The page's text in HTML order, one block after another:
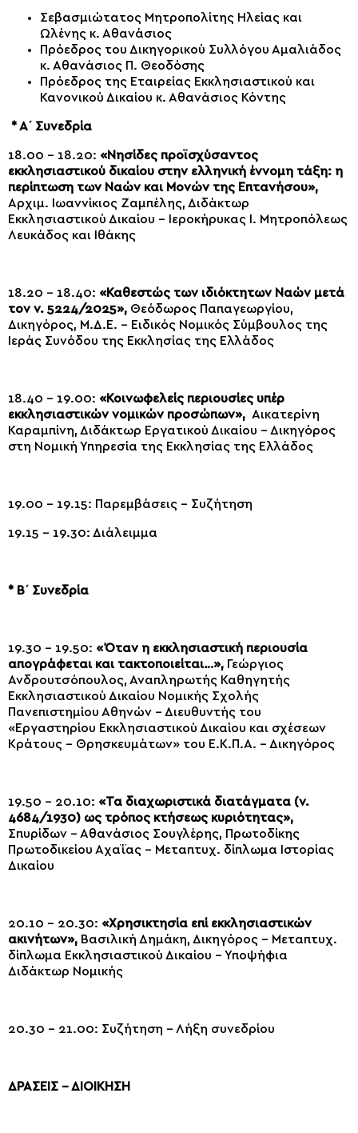
Σεβασμιώτατος Μητροπολίτης Ηλείας και
Ωλένης κ. Αθανάσιος
Πρόεδρος του Δικηγορικού Συλλόγου Αμαλιάδος
κ. Αθανάσιος Π. Θεοδόσης
Πρόεδρος της Εταιρείας Εκκλησιαστικού και
Κανονικού Δικαίου κ. Αθανάσιος Κόντης
* Α΄ Συνεδρία
18.00 – 18.20: «Νησίδες προϊσχύσαντος
εκκλησιαστικού δικαίου στην ελληνική έννομη τάξη: η
περίπτωση των Ναών και Μονών της Επτανήσου»,
Αρχιμ. Ιωαννίκιος Ζαμπέλης, Διδάκτωρ
Εκκλησιαστικού Δικαίου – Ιεροκήρυκας Ι. Μητροπόλεως
Λευκάδος και Ιθάκης
18.20 – 18.40: «Καθεστώς των ιδιόκτητων Ναών μετά
τον ν. 5224/2025», Θεόδωρος Παπαγεωργίου,
Δικηγόρος, Μ.Δ.Ε. – Ειδικός Νομικός Σύμβουλος της
Ιεράς Συνόδου της Εκκλησίας της Ελλάδος
18.40 – 19.00: «Κοινωφελείς περιουσίες υπέρ
εκκλησιαστικών νομικών προσώπων», Αικατερίνη
Καραμπίνη, Διδάκτωρ Εργατικού Δικαίου – Δικηγόρος
στη Νομική Υπηρεσία της Εκκλησίας της Ελλάδος
19.00 – 19.15: Παρεμβάσεις – Συζήτηση
19.15 – 19.30: Διάλειμμα
* Β΄ Συνεδρία
19.30 – 19.50: «Όταν η εκκλησιαστική περιουσία
απογράφεται και τακτοποιείται…», Γεώργιος
Ανδρουτσόπουλος, Αναπληρωτής Καθηγητής
Εκκλησιαστικού Δικαίου Νομικής Σχολής
Πανεπιστημίου Αθηνών – Διευθυντής του
«Εργαστηρίου Εκκλησιαστικού Δικαίου και σχέσεων
Κράτους – Θρησκευμάτων» του Ε.Κ.Π.Α. – Δικηγόρος
19.50 – 20.10: «Τα διαχωριστικά διατάγματα (ν.
4684/1930) ως τρόπος κτήσεως κυριότητας»,
Σπυρίδων – Αθανάσιος Σουγλέρης, Πρωτοδίκης
Πρωτοδικείου Αχαΐας – Mεταπτυχ. δίπλωμα Ιστορίας
Δικαίου
20.10 – 20.30: «Χρησικτησία επί εκκλησιαστικών
ακινήτων», Βασιλική Δημάκη, Δικηγόρος – Mεταπτυχ.
δίπλωμα Εκκλησιαστικού Δικαίου – Υποψήφια
Διδάκτωρ Νομικής
20.30 – 21.00: Συζήτηση – Λήξη συνεδρίου
ΔΡΑΣΕΙΣ – ΔΙΟΙΚΗΣΗ